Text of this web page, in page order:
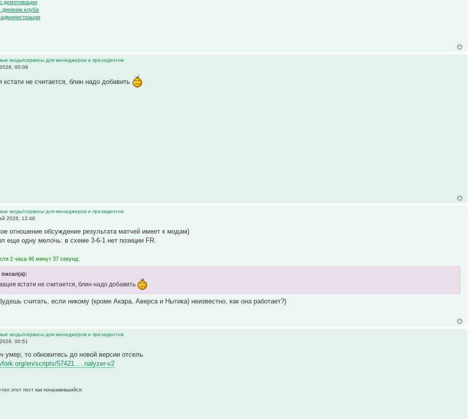
демотивации
клуба
администрации
моды/сервисы для менеджеров и президентов
00:09
кстати не считается, блин надо добавить
моды/сервисы для менеджеров и президентов
2026, 12:48
отношение обсуждение результата матчей имеет к модам)
еще одну мелочь: в схеме 3-6-1 нет позиции FR.
2 часа 46 минут 37 секунд:
писал(а):
кстати не считается, блин надо добавить
считать, если никому (кроме Акара, Аверса и Нытика) неизвестно, как она работает?)
моды/сервисы для менеджеров и президентов
00:51
умер, то обновитесь до новой версии отсель
en/scripts/57421 ... nalyzer-v2
этот пост как понравившийся.